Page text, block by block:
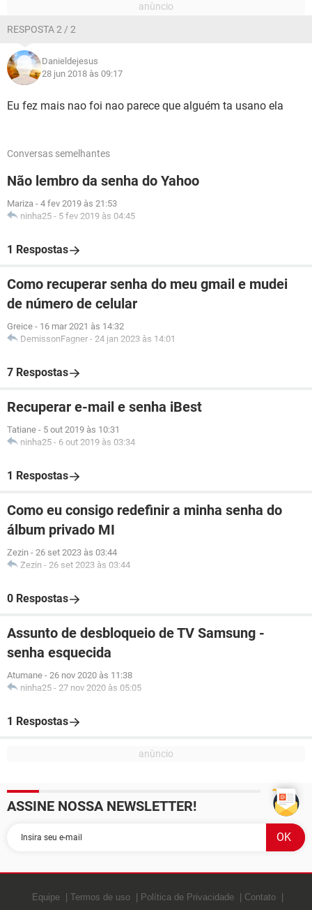
RESPOSTA 2 / 2
Danieldejesus
28 jun 2018 às 09:17
Eu fez mais nao foi nao parece que alguém ta usano ela
Conversas semelhantes
Não lembro da senha do Yahoo
Mariza - 4 fev 2019 às 21:53
ninha25 - 5 fev 2019 às 04:45
1 Respostas
Como recuperar senha do meu gmail e mudei
de número de celular
Greice - 16 mar 2021 às 14:32
DemissonFagner - 24 jan 2023 às 14:01
7 Respostas
Recuperar e-mail e senha iBest
Tatiane - 5 out 2019 às 10:31
ninha25 - 6 out 2019 às 03:34
1 Respostas
Como eu consigo redefinir a minha senha do
álbum privado MI
Zezin - 26 set 2023 às 03:44
Zezin - 26 set 2023 às 03:44
0 Respostas
Assunto de desbloqueio de TV Samsung -
senha esquecida
Atumane - 26 nov 2020 às 11:38
ninha25 - 27 nov 2020 às 05:05
1 Respostas
ASSINE NOSSA NEWSLETTER!
Equipe Termos de uso Política de Privacidade Contato